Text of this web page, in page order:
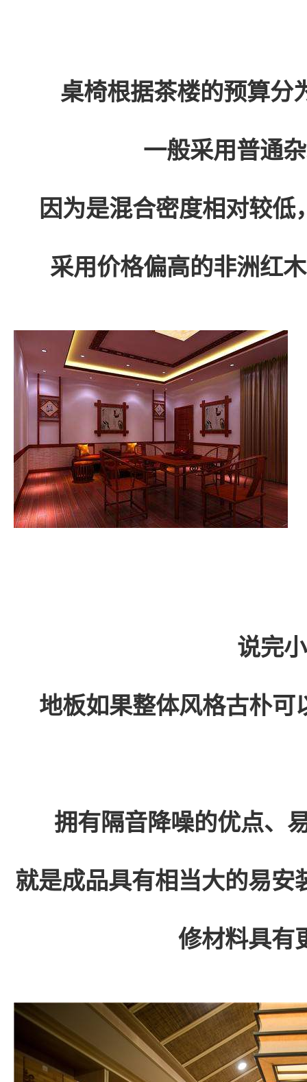
桌椅根据茶楼的预算分
一般采用普通
因为是混合密度相对较
采用价格偏高的非洲红
说完
地板如果整体风格古朴可
拥有隔音降噪的优点、
就是成品具有相当大的易安
修材料具有